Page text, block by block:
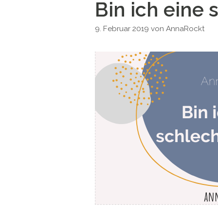
Bin ich eine
9. Februar 2019 von AnnaRockt